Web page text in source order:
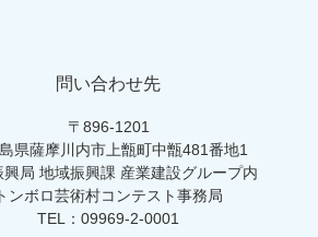
問い合わせ先
〒896-1201
県薩摩川内市上甑町中甑481番地1
興局 地域振興課 産業建設グループ内
ンボロ芸術村コンテスト事務局
TEL：09969-2-0001